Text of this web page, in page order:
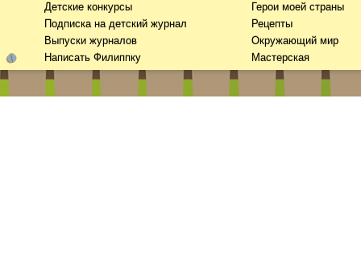
Детские конкурсы
Подписка на детский журнал
Выпуски журналов
Написать Филиппку
Герои моей страны
Рецепты
Окружающий мир
Мастерская